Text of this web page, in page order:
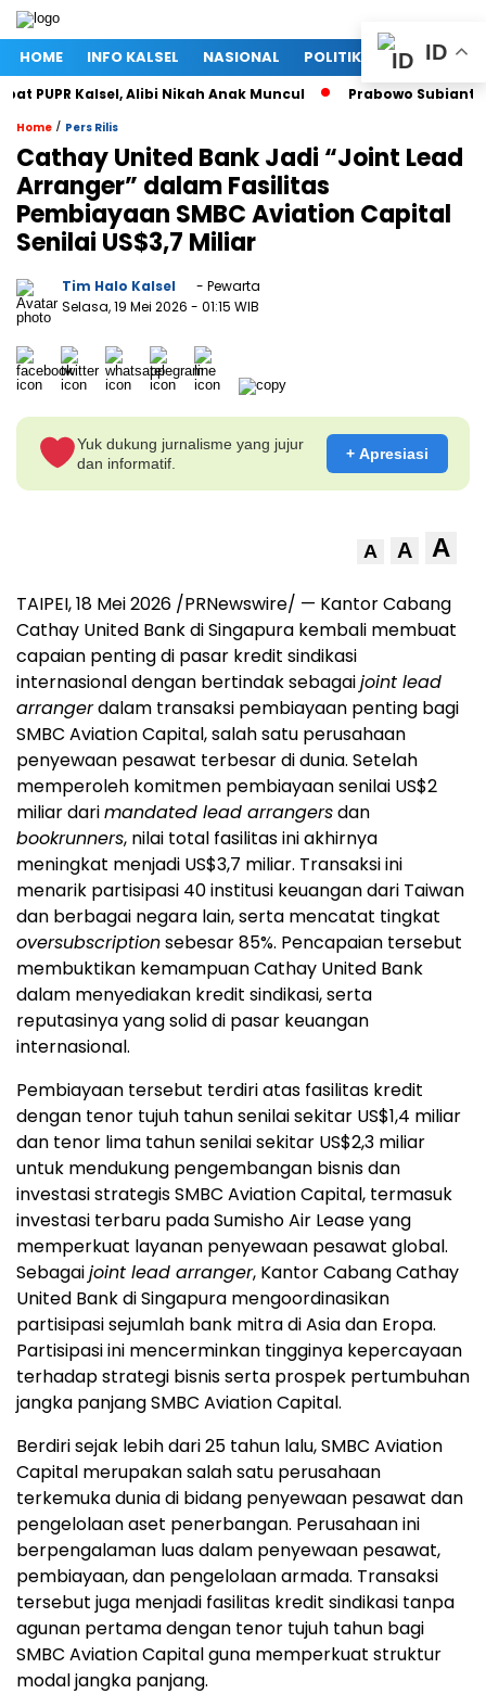
HOME INFO KALSEL NASIONAL POLITIK EKONOMI
Kalsel, Alibi Nikah Anak Muncul Prabowo Subianto
Home / Pers Rilis
Cathay United Bank Jadi “Joint Lead
Arranger” dalam Fasilitas
Pembiayaan SMBC Aviation Capital
Senilai US$3,7 Miliar
Tim Halo Kalsel
- Pewarta
Selasa, 19 Mei 2026 - 01:15 WIB
Yuk dukung jurnalisme yang jujur
dan informatif.
+ Apresiasi
A A A
TAIPEI, 18 Mei 2026 /PRNewswire/ — Kantor Cabang
Cathay United Bank di Singapura kembali membuat
capaian penting di pasar kredit sindikasi
internasional dengan bertindak sebagaijoint lead
arrangerdalam transaksi pembiayaan penting bagi
SMBC Aviation Capital, salah satu perusahaan
penyewaan pesawat terbesar di dunia. Setelah
memperoleh komitmen pembiayaan senilai US$2
miliar darimandated lead arrangersdan
bookrunners, nilai total fasilitas ini akhirnya
meningkat menjadi US$3,7 miliar. Transaksi ini
menarik partisipasi 40 institusi keuangan dari Taiwan
dan berbagai negara lain, serta mencatat tingkat
oversubscriptionsebesar 85%. Pencapaian tersebut
membuktikan kemampuan Cathay United Bank
dalam menyediakan kredit sindikasi, serta
reputasinya yang solid di pasar keuangan
internasional.
Pembiayaan tersebut terdiri atas fasilitas kredit
dengan tenor tujuh tahun senilai sekitar US$1,4 miliar
dan tenor lima tahun senilai sekitar US$2,3 miliar
untuk mendukung pengembangan bisnis dan
investasi strategis SMBC Aviation Capital, termasuk
investasi terbaru pada Sumisho Air Lease yang
memperkuat layanan penyewaan pesawat global.
Sebagaijoint lead arranger, Kantor Cabang Cathay
United Bank di Singapura mengoordinasikan
partisipasi sejumlah bank mitra di Asia dan Eropa.
Partisipasi ini mencerminkan tingginya kepercayaan
terhadap strategi bisnis serta prospek pertumbuhan
jangka panjang SMBC Aviation Capital.
Berdiri sejak lebih dari 25 tahun lalu, SMBC Aviation
Capital merupakan salah satu perusahaan
terkemuka dunia di bidang penyewaan pesawat dan
pengelolaan aset penerbangan. Perusahaan ini
berpengalaman luas dalam penyewaan pesawat,
pembiayaan, dan pengelolaan armada. Transaksi
tersebut juga menjadi fasilitas kredit sindikasi tanpa
agunan pertama dengan tenor tujuh tahun bagi
SMBC Aviation Capital guna memperkuat struktur
modal jangka panjang.
ID